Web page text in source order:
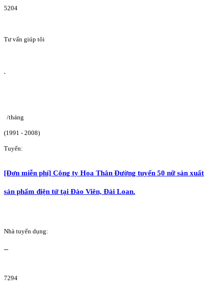
5204
Tư vấn giúp tôi
/tháng
(1991 - 2008)
Tuyển:
[Đơn miễn phí] Công ty Hoa Thân Đường tuyển 50 nữ sản xuất
sản phẩm điện tử tại Đào Viên, Đài Loan.
Nhà tuyển dụng:
7294